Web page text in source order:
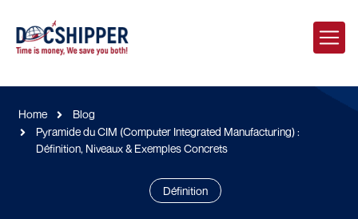
Home
Blog
Pyramide du CIM (Computer Integrated Manufacturing) :
Définition, Niveaux & Exemples Concrets
Définition